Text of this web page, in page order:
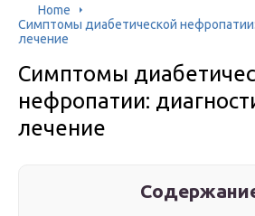
Home
Симптомы диабетической
лечение
Симптомы
нефропатии:
лечение